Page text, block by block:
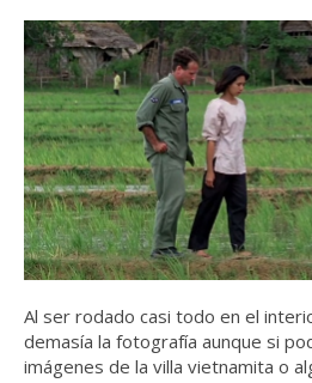
Al ser rodado casi todo en el
demasía la fotografía aunque si
imágenes de la villa vietnamita o